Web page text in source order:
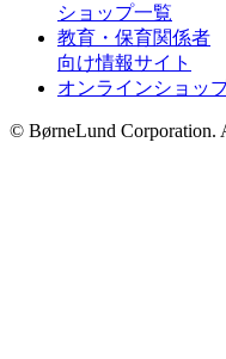
ショップ一覧
教育・保育関係者
向け情報サイト
オンラインショッ
© BørneLund Corporation.